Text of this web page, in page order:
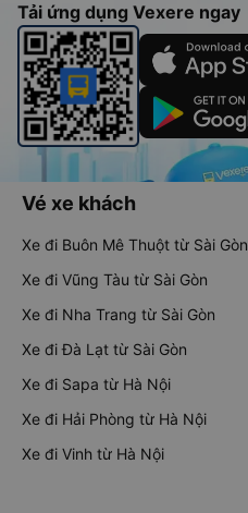
Tải ứng dụng Vexere ngay
Vé xe khách
Xe đi Buôn Mê Thuột từ Sài Gòn
Xe đi Vũng Tàu từ Sài Gòn
Xe đi Nha Trang từ Sài Gòn
Xe đi Đà Lạt từ Sài Gòn
Xe đi Sapa từ Hà Nội
Xe đi Hải Phòng từ Hà Nội
Xe đi Vinh từ Hà Nội